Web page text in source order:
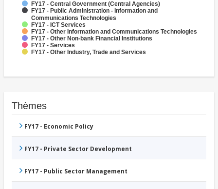
FY17 - Central Government (Central Agencies)
FY17 - Public Administration - Information and
Communications Technologies
FY17 - ICT Services
FY17 - Other Information and Communications Technologies
FY17 - Other Non-bank Financial Institutions
FY17 - Services
FY17 - Other Industry, Trade and Services
Thèmes
FY17 - Economic Policy
FY17 - Private Sector Development
FY17 - Public Sector Management